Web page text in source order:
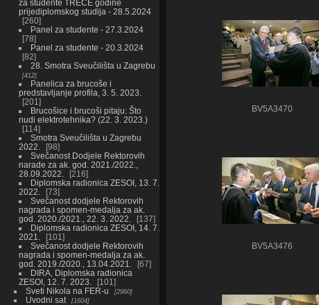
za studente TREĆE godine
prijediplomskog studija - 28.5.2024
260
Panel za studente - 27.3.2024
78
Panel za studente - 20.3.2024
82
28. Smotra Sveučilišta u Zagrebu
412
Panelica za brucoše i
predstavljanje profila, 3. 5. 2023.
201
Brucošice i brucoši pitaju: Što
nudi elektrotehnika? (22. 3. 2023.)
114
Smotra Sveučilišta u Zagrebu
2022.
98
Svečanost Dodjele Rektorovih
narade za ak. god. 2021./2022.,
28.09.2022.
216
Diplomska radionica ZESOI, 13. 7.
2022.
73
Svečanost dodjele Rektorovih
nagrada i spomen-medalja za ak.
god. 2020./2021., 22. 3. 2022.
137
Diplomska radionica ZESOI, 14. 7.
2021.
101
Svečanost dodjele Rektorovih
nagrada i spomen-medalja za ak.
god. 2019./2020., 13.04.2021.
67
DIRA, Diplomska radionica
ZESOI, 12. 7. 2023.
101
Sveti Nikola na FER-u
2960
Uvodni sat 1604
BV5A3470
BV5A3476